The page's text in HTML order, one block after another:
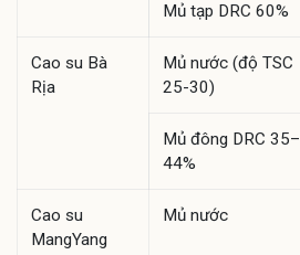
Mủ tạp DRC 60%
Cao su Bà
Rịa
Mủ nước (độ TSC
25-30)
Mủ đông DRC 35–
44%
Cao su
MangYang
Mủ nước